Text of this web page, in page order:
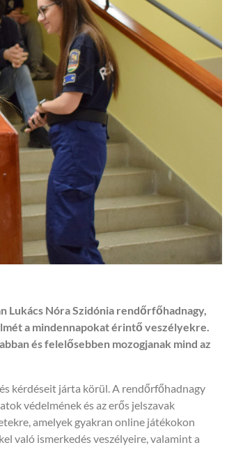
Lukács Nóra Szidónia rendőrfőhadnagy,
a mindennapokat érintő veszélyekre.
és felelősebben mozogjanak mind az
kérdéseit járta körül. A rendőrfőhadnagy
védelmének és az erős jelszavak
amelyek gyakran online játékokon
való ismerkedés veszélyeire, valamint a